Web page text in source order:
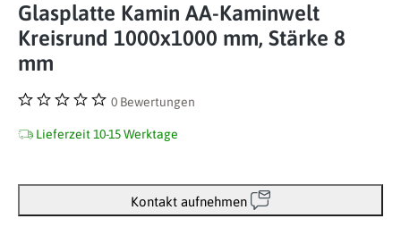
Glasplatte Kamin AA-Kaminwelt
Kreisrund 1000x1000 mm, Stärke 8
mm
0 Bewertungen
Lieferzeit 10-15 Werktage
Kontakt aufnehmen